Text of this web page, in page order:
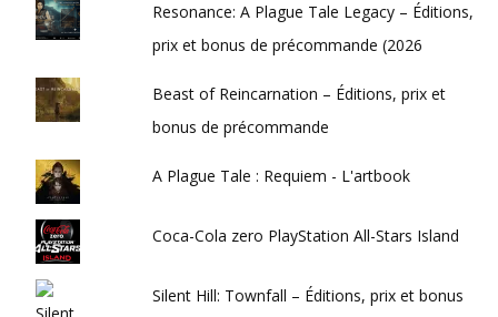
Resonance: A Plague Tale Legacy – Éditions,
prix et bonus de précommande (2026
Beast of Reincarnation – Éditions, prix et
bonus de précommande
A Plague Tale : Requiem - L'artbook
Coca-Cola zero PlayStation All-Stars Island
Silent Hill: Townfall – Éditions, prix et bonus